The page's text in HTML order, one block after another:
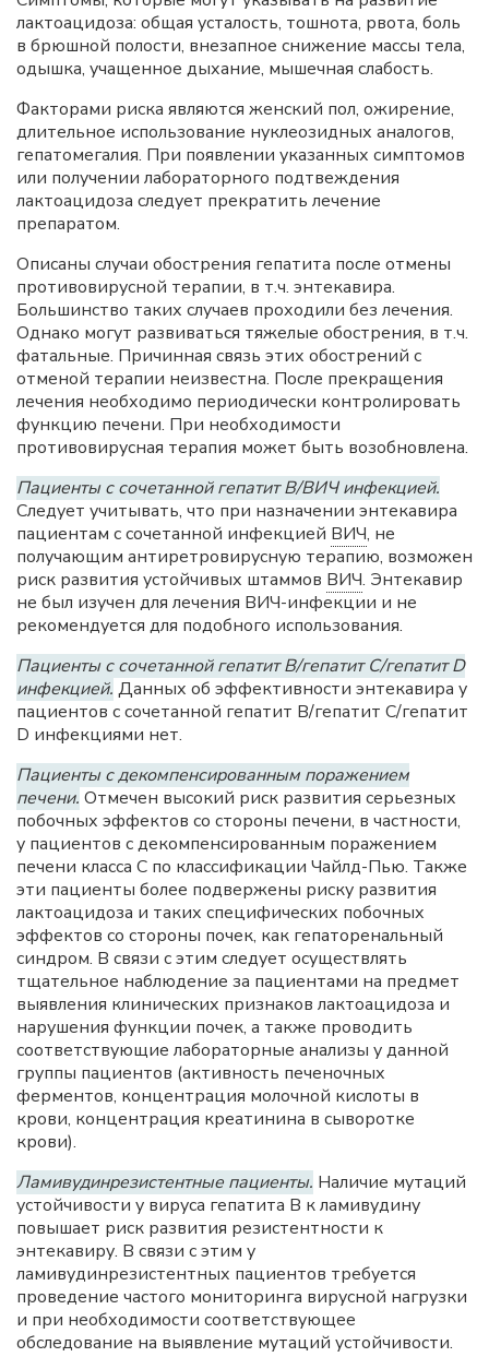
лактоацидоза: общая усталость, тошнота, рвота, боль
в брюшной полости, внезапное снижение массы тела,
одышка, учащенное дыхание, мышечная слабость.
Факторами риска являются женский пол, ожирение,
длительное использование нуклеозидных аналогов,
гепатомегалия. При появлении указанных симптомов
или получении лабораторного подтвеждения
лактоацидоза следует прекратить лечение
препаратом.
Описаны случаи обострения гепатита после отмены
противовирусной терапии, в т.ч. энтекавира.
Большинство таких случаев проходили без лечения.
Однако могут развиваться тяжелые обострения, в т.ч.
фатальные. Причинная связь этих обострений с
отменой терапии неизвестна. После прекращения
лечения необходимо периодически контролировать
функцию печени. При необходимости
противовирусная терапия может быть возобновлена.
Пациенты с сочетанной гепатит В/ВИЧ инфекцией.
Следует учитывать, что при назначении энтекавира
пациентам с сочетанной инфекцией ВИЧ, не
получающим антиретровирусную терапию, возможен
риск развития устойчивых штаммов ВИЧ. Энтекавир
не был изучен для лечения ВИЧ-инфекции и не
рекомендуется для подобного использования.
Пациенты с сочетанной гепатит В/гепатит С/гепатит D
инфекцией. Данных об эффективности энтекавира у
пациентов с сочетанной гепатит В/гепатит С/гепатит
D инфекциями нет.
Пациенты с декомпенсированным поражением
печени. Отмечен высокий риск развития серьезных
побочных эффектов со стороны печени, в частности,
у пациентов с декомпенсированным поражением
печени класса С по классификации Чайлд-Пью. Также
эти пациенты более подвержены риску развития
лактоацидоза и таких специфических побочных
эффектов со стороны почек, как гепаторенальный
синдром. В связи с этим следует осуществлять
тщательное наблюдение за пациентами на предмет
выявления клинических признаков лактоацидоза и
нарушения функции почек, а также проводить
соответствующие лабораторные анализы у данной
группы пациентов (активность печеночных
ферментов, концентрация молочной кислоты в
крови, концентрация креатинина в сыворотке
крови).
Ламивудинрезистентные пациенты. Наличие мутаций
устойчивости у вируса гепатита В к ламивудину
повышает риск развития резистентности к
энтекавиру. В связи с этим у
ламивудинрезистентных пациентов требуется
проведение частого мониторинга вирусной нагрузки
и при необходимости соответствующее
обследование на выявление мутаций устойчивости.